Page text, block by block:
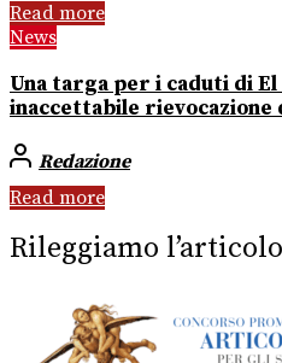
Read more
News
Una targa per i caduti di El
inaccettabile rievocazione
Redazione
Read more
Rileggiamo